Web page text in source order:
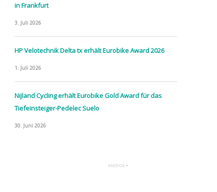
in Frankfurt
3. Juli 2026
HP Velotechnik Delta tx erhält Eurobike Award 2026
1. Juli 2026
Nijland Cycling erhält Eurobike Gold Award für das
Tiefeinsteiger-Pedelec Suelo
30. Juni 2026